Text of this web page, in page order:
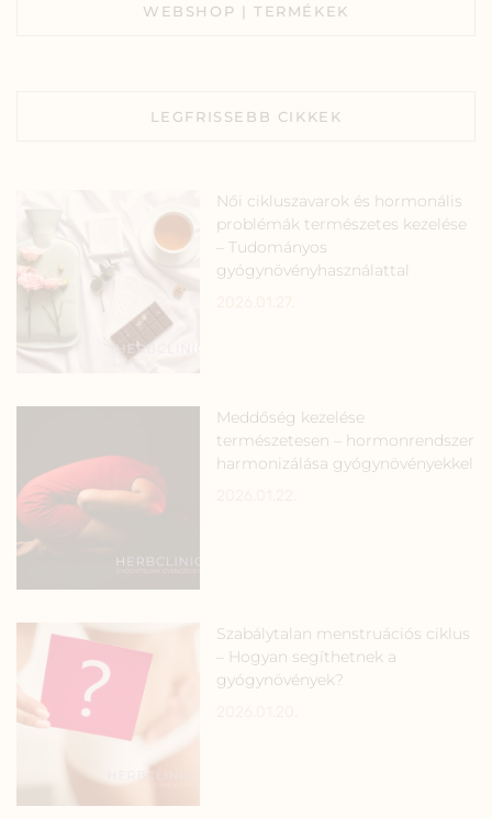
WEBSHOP | TERMÉKEK
LEGFRISSEBB CIKKEK
Női cikluszavarok és hormonális
problémák természetes kezelése
– Tudományos
gyógynövényhasználattal
Meddőség kezelése
természetesen – hormonrendszer
harmonizálása gyógynövényekkel
Szabálytalan menstruációs ciklus
– Hogyan segíthetnek a
gyógynövények?